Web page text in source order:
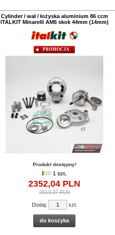
Cylinder / wał / łożyska aluminium 86 ccm
ITALKIT Minarelli AM6 skok 44mm (14mm)
PROMOCJA
Produkt dostępny!
1 szt.
2352,04 PLN
2613,37 PLN
Dodaj: szt.
do koszyka